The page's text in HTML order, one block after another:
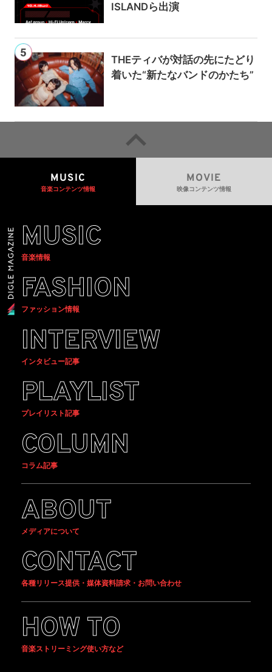
ISLANDら出演
THEティバが対話の先にたどり
着いた“新たなバンドのかたち”
MUSIC
音楽コンテンツ情報
MOVIE
映像コンテンツ情報
MUSIC
音楽情報
FASHION
ファッション情報
INTERVIEW
インタビュー記事
PLAYLIST
プレイリスト記事
COLUMN
コラム記事
ABOUT
メディアについて
CONTACT
各種リリース提供・媒体資料請求・お問い合わせ
HOW TO
音楽ストリーミング使い方など